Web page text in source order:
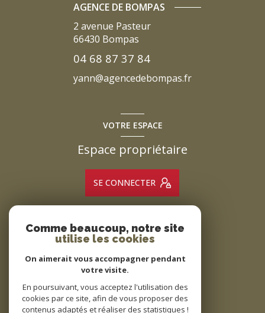
AGENCE DE BOMPAS
2 avenue Pasteur
66430 Bompas
04 68 87 37 84
yann@agencedebompas.fr
VOTRE ESPACE
Espace propriétaire
SE CONNECTER
ADHÉRENTS
Nous adhérons
Comme beaucoup, notre site
utilise les cookies
On aimerait vous accompagner pendant
votre visite.
En poursuivant, vous acceptez l'utilisation des
cookies par ce site, afin de vous proposer des
contenus adaptés et réaliser des statistiques !